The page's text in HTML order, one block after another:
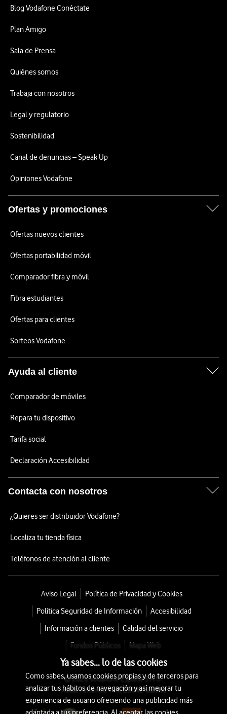
Blog Vodafone Conéctate
Plan Amigo
Sala de Prensa
Quiénes somos
Trabaja con nosotros
Legal y regulatorio
Sostenibilidad
Canal de denuncias – Speak Up
Opiniones Vodafone
Ofertas y promociones
Ofertas nuevos clientes
Ofertas portabilidad móvil
Comparador fibra y móvil
Fibra estudiantes
Ofertas para clientes
Sorteos Vodafone
Ayuda al cliente
Comparador de móviles
Repara tu dispositivo
Tarifa social
Declaración Accesibilidad
Contacta con nosotros
¿Quieres ser distribuidor Vodafone?
Localiza tu tienda física
Teléfonos de atención al cliente
Aviso Legal
Política de Privacidad y Cookies
Política Seguridad de Información
Accesibilidad
Información a clientes
Calidad del servicio
Fondos Públicos
Mapa Web
© 2026 Vodafone España S.A.U.
Avda. América 115, 28042 Madrid
Ya sabes... lo de las cookies
Como sabes, usamos cookies propias y de terceros para
analizar tus hábitos de navegación y así mejorar tu
experiencia de usuario ofreciendo una publicidad más